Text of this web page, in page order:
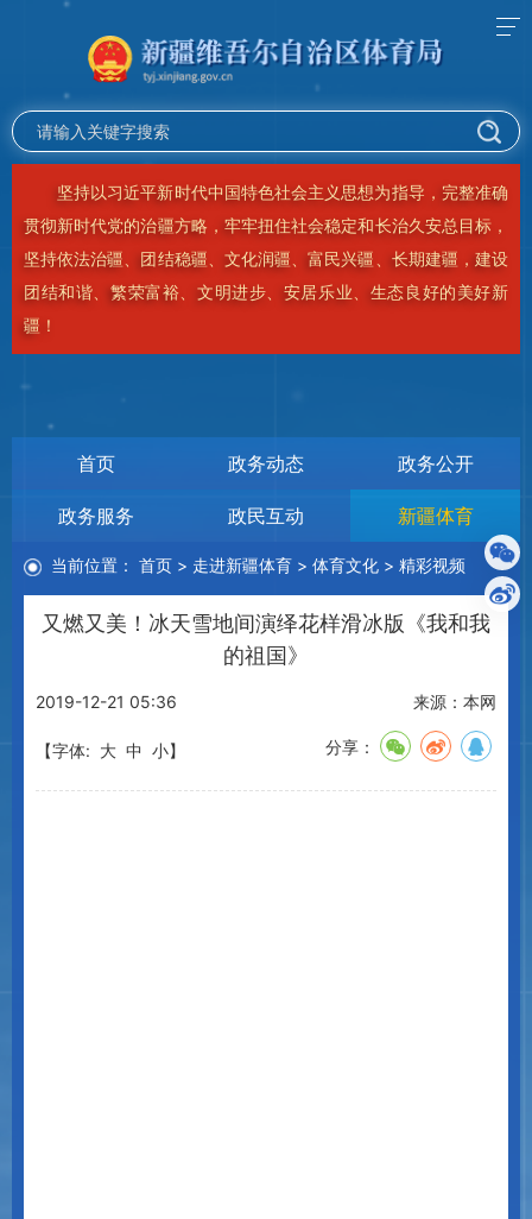
坚持以习近平新时代中国特色社会主义思想为指导，完整准确
贯彻新时代党的治疆方略，牢牢扭住社会稳定和长治久安总目标，
坚持依法治疆、团结稳疆、文化润疆、富民兴疆、长期建疆，建设
团结和谐、繁荣富裕、文明进步、安居乐业、生态良好的美好新
疆！
首页 政务动态 政务公开
政务服务 政民互动 新疆体育
当前位置： 首页 > 走进新疆体育 > 体育文化 > 精彩视频
又燃又美！冰天雪地间演绎花样滑冰版《我和我
的祖国》
2019-12-21 05:36 来源：本网
【字体: 大 中 小】 分享：